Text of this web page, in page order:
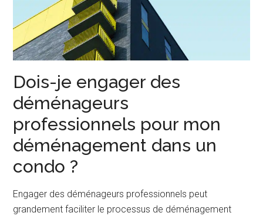
Dois-je engager des
déménageurs
professionnels pour mon
déménagement dans un
condo ?
Engager des déménageurs professionnels peut
grandement faciliter le processus de déménagement